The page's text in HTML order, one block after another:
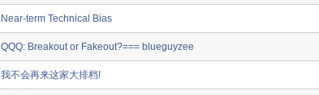
Near-term Technical Bias
QQQ: Breakout or Fakeout?=== blueguyzee
我不会再来这家大排档!